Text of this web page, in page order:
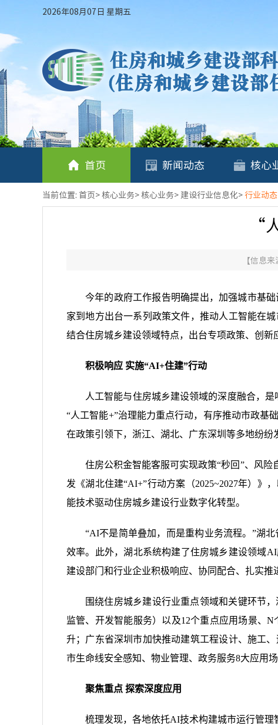
2026年08月07日 星期五
首页 新闻动态 核心
当前位置: 首页>核心业务>核心业务> 建设行业信息化>行业动态
“
【信息来
今年的政府工作报告明确提出，加强城市基
家到地方出台一系列政策文件，推动人工智能在
结合住房城乡建设领域特点，出台专项政策、创新
积极响应 实施“AI+住建”行动
人工智能与住房城乡建设领域的深度融合，
“人工智能+”治理能力重点行动，有序推动市政基
在政策引领下，浙江、湖北、广东深圳等多地纷纷
住房公积金智能客服可实现政策“秒回”、风
发《湖北住建“AI+”行动方案（2025~2027年）》
能技术驱动住房城乡建设行业数字化转型。
“AI不是简单叠加，而是重构业务流程。”湖
效率。此外，湖北系统构建了住房城乡建设领域
建设部门和行业企业积极响应、协同配合、扎实推
围绕住房城乡建设行业重点领域和关键环节
监管、开发智能服务）以及12个重点应用场景、
升；广东省深圳市加快推动建筑工程设计、施工
市生命线安全感知、物业管理、政务服务8大应用场
聚焦重点 探索深度应用
梳理发现，各地依托AI技术构建城市运行管理